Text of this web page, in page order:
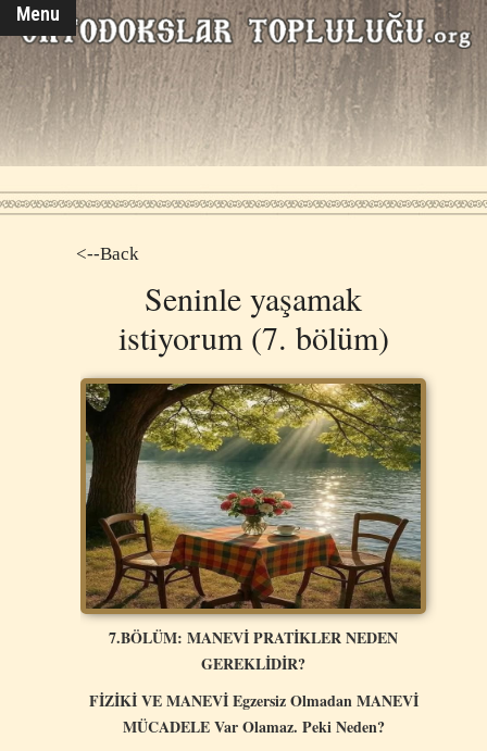
Menu
<--Back
Seninle yaşamak
istiyorum (7. bölüm)
7.BÖLÜM: MANEVİ PRATİKLER NEDEN
GEREKLİDİR?
FİZİKİ VEMANEVİ Egzersiz Olmadan MANEVİ
MÜCADELE Var Olamaz. Peki Neden?